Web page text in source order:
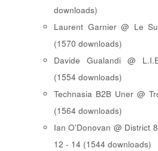
downloads)
Laurent Garnier @ Le
(1570 downloads)
Davide Gualandi @
(1554 downloads)
Technasia B2B Uner @
(1564 downloads)
Ian O'Donovan @ District
12 - 14 (1544 downloads)